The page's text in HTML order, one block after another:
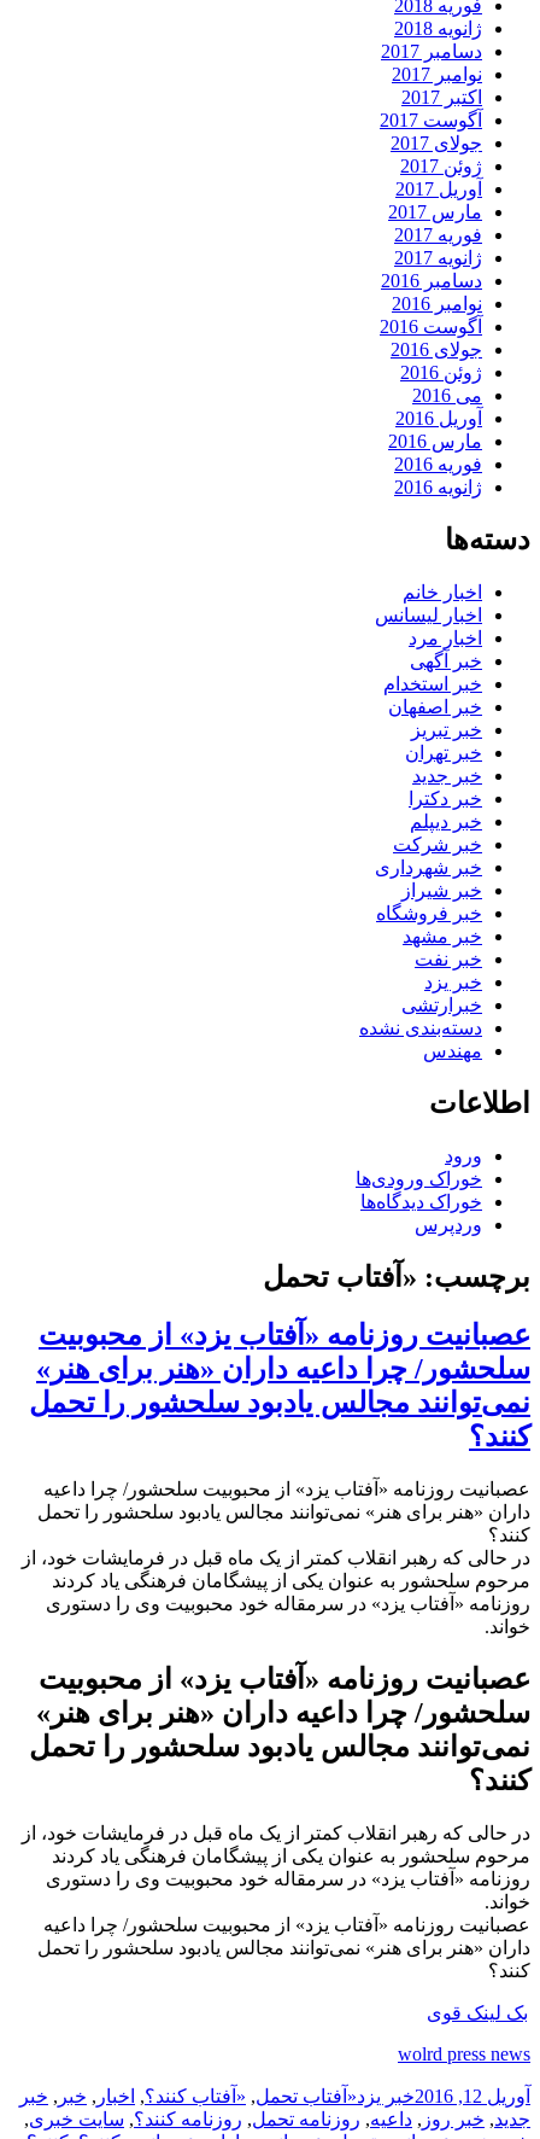
فوریه 2018
ژانویه 2018
دسامبر 2017
نوامبر 2017
اکتبر 2017
آگوست 2017
جولای 2017
ژوئن 2017
آوریل 2017
مارس 2017
فوریه 2017
ژانویه 2017
دسامبر 2016
نوامبر 2016
آگوست 2016
جولای 2016
ژوئن 2016
می 2016
آوریل 2016
مارس 2016
فوریه 2016
ژانویه 2016
دسته‌ها
اخبار خانم
اخبار لیسانس
اخبار مرد
خبر آگهی
خبر استخدام
خبر اصفهان
خبر تبریز
خبر تهران
خبر جدید
خبر دکترا
خبر دیپلم
خبر شرکت
خبر شهرداری
خبر شیراز
خبر فروشگاه
خبر مشهد
خبر نفت
خبر یزد
خبرارتشی
دسته‌بندی نشده
مهندس
اطلاعات
ورود
خوراک ورودی‌ها
خوراک دیدگاه‌ها
وردپرس
برچسب: «آفتاب تحمل
عصبانیت روزنامه «آفتاب یزد» از محبوبیت
سلحشور/ چرا داعیه داران «هنر برای هنر»
نمی‌توانند مجالس یادبود سلحشور را تحمل
کنند؟
عصبانیت روزنامه «آفتاب یزد» از محبوبیت سلحشور/ چرا داعیه
داران «هنر برای هنر» نمی‌توانند مجالس یادبود سلحشور را تحمل
کنند؟
در حالی که رهبر انقلاب کمتر از یک ماه قبل در فرمایشات خود، از
مرحوم سلحشور به عنوان یکی از پیشگامان فرهنگی یاد کردند
روزنامه «آفتاب یزد» در سرمقاله خود محبوبیت وی را دستوری
خواند.
عصبانیت روزنامه «آفتاب یزد» از محبوبیت
سلحشور/ چرا داعیه داران «هنر برای هنر»
نمی‌توانند مجالس یادبود سلحشور را تحمل
کنند؟
در حالی که رهبر انقلاب کمتر از یک ماه قبل در فرمایشات خود، از
مرحوم سلحشور به عنوان یکی از پیشگامان فرهنگی یاد کردند
روزنامه «آفتاب یزد» در سرمقاله خود محبوبیت وی را دستوری
خواند.
عصبانیت روزنامه «آفتاب یزد» از محبوبیت سلحشور/ چرا داعیه
داران «هنر برای هنر» نمی‌توانند مجالس یادبود سلحشور را تحمل
کنند؟
بک لینک قوی
wolrd press news
ارسال
شده
آوریل 12, 2016 نویسنده
دسته‌ها
خبر یزدبرچسب‌ها
«آفتاب تحمل, «آفتاب کنند؟, اخبار , خبر , خبر
جدید, خبر روز , داعیه, روزنامه تحمل, روزنامه کنند؟, سایت خبری,